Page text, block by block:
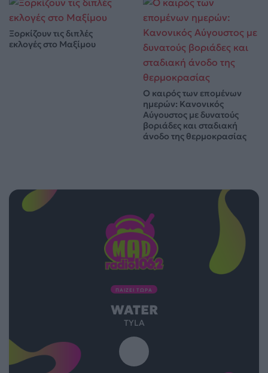
Ξορκίζουν τις διπλές
εκλογές στο Μαξίμου
Ο καιρός των επομένων
ημερών: Κανονικός
Αύγουστος με δυνατούς
βοριάδες και σταδιακή
άνοδο της θερμοκρασίας
ΠΑΙΖΕΙ ΤΩΡΑ
WATER
TYLA